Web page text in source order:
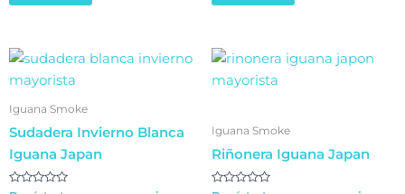
Iguana Smoke
Sudadera Invierno Blanca
Iguana Japan
Iguana Smoke
Riñonera Iguana Japan